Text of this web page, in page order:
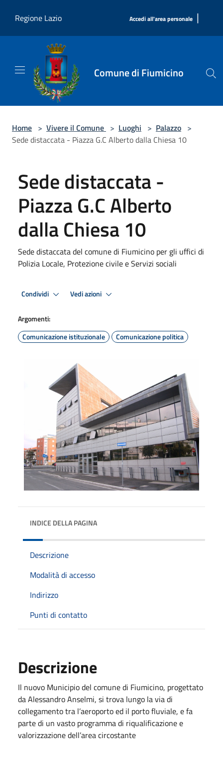
Regione Lazio
Accedi all'area personale |
Comune di Fiumicino
Home > Vivere il Comune > Luoghi > Palazzo >
Sede distaccata - Piazza G.C Alberto dalla Chiesa 10
Sede distaccata -
Piazza G.C Alberto
dalla Chiesa 10
Sede distaccata del comune di Fiumicino per gli uffici di
Polizia Locale, Protezione civile e Servizi sociali
Condividi Vedi azioni
Argomenti:
Comunicazione istituzionale
Comunicazione politica
INDICE DELLA PAGINA
Descrizione
Modalità di accesso
Indirizzo
Punti di contatto
Descrizione
Il nuovo Municipio del comune di Fiumicino, progettato
da Alessandro Anselmi, si trova lungo la via di
collegamento tra l’aeroporto ed il porto fluviale, e fa
parte di un vasto programma di riqualificazione e
valorizzazione dell’area circostante